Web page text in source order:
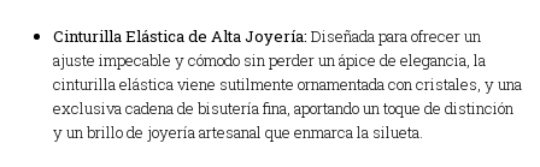
Cinturilla Elástica de Alta Joyería: Diseñada para ofrecer un
ajuste impecable y cómodo sin perder un ápice de elegancia, la
cinturilla elástica viene sutilmente ornamentada con cristales, y una
exclusiva cadena de bisutería fina, aportando un toque de distinción
y un brillo de joyería artesanal que enmarca la silueta.